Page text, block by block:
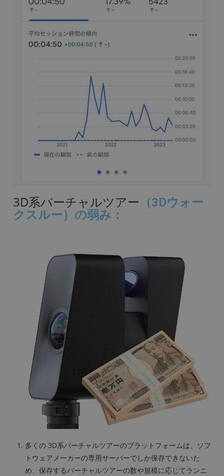
3D系バーチャルツアー （3Dウォー
クスルー） の弱み：
多くの 3D系バーチャルツアーのプラットフォームは、ソフ
トウェアメーカーの専用サーバーでしか保存できないた
め、保存するバーチャルツアーの数や規模に応じてランニ